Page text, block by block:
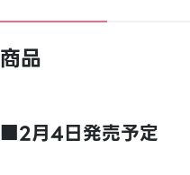
商品
■2月4日発売予定